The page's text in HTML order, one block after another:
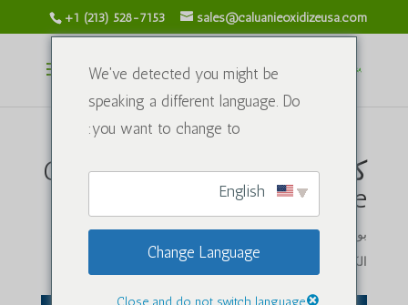
+1 (213) 528-7153 sales@caluanieoxidizeusa.com
كيفية اختيار Caluanie Muelear
Oxidize الجيد!
بواسطة caluanieoxidizeusa.com|4 أبريل 2024 |المركبات
الكيميائية
We've detected you might be
speaking a different language. Do
you want to change to:
Change Language
Close and do not switch language